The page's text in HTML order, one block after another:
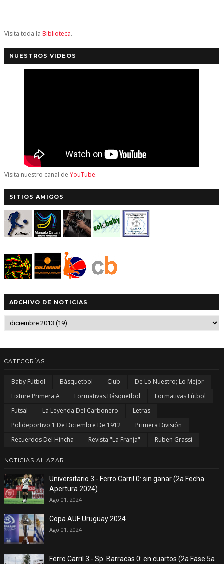
Visita toda la Biblioteca.
NUESTROS VIDEOS
Visita nuestro canal de YouTube.
SITIOS AMIGOS
ARCHIVO DE NOTICIAS
CATEGORÍAS
Baby Fútbol Básquetbol Club
De Lo Nuestro; Lo Mejor
Fixture Primera A
Formativas Básquetbol
Formativas Fútbol
Futsal
La Leyenda Del Carbonero
Letras
Polideportivo 1 De Diciembre De 1912
Primera División
Recuerdos Del Hincha
Revista "La Franja" Ruben Grassi
NOTICIAS AL AZAR
Universitario 3 - Ferro Carril 0: sin ganar (2a Fecha
Apertura 2024)
Ago 01, 2024
Copa AUF Uruguay 2024
Ago 01, 2024
Ferro Carril 3 - Sp. Barracas 0: en cuartos (2a Fase 5a